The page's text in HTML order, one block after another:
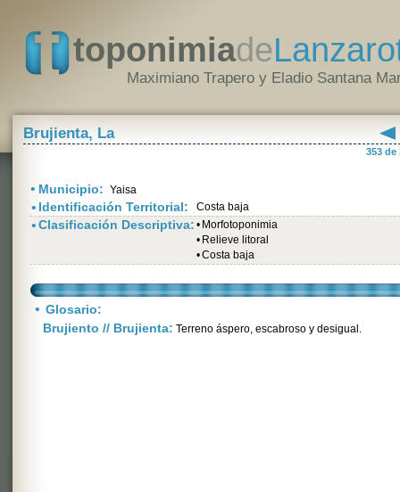
toponimiade
Maximiano Trapero y Eladio Santana
Brujienta, La
353 de
• Municipio: Yaisa
• Identificación Territorial: Costa baja
•Clasificación Descriptiva: • Morfotoponimia
• Relieve litoral
•Costa baja
• Glosario:
Brujiento // Brujienta: Terreno áspero, escabroso y desigual.